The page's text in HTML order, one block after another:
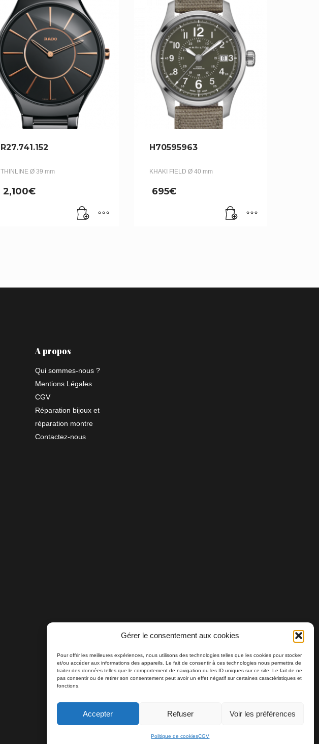
Gérer le consentement aux cookies
Pour offrir les meilleures expériences, nous utilisons des technologies telles que les cookies pour stocker
et/ou accéder aux informations des appareils. Le fait de consentir à ces technologies nous permettra de
traiter des données telles que le comportement de navigation ou les ID uniques sur ce site. Le fait de ne
pas consentir ou de retirer son consentement peut avoir un effet négatif sur certaines caractéristiques et
fonctions.
Accepter Refuser Voir les préférences
Politique de cookiesCGV
R27.741.152
THINLINE Ø 39 mm
2,100€
H70595963
KHAKI FIELD Ø 40 mm
695€
A propos
Qui sommes-nous ?
Mentions Légales
CGV
Réparation bijoux et
réparation montre
Contactez-nous